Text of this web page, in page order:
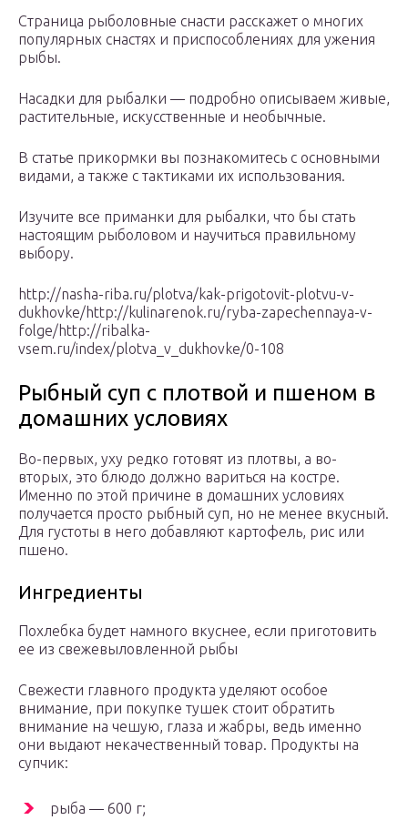
Страница рыболовные снасти расскажет о многих
популярных снастях и приспособлениях для ужения
рыбы.
Насадки для рыбалки — подробно описываем живые,
растительные, искусственные и необычные.
В статье прикормки вы познакомитесь с основными
видами, а также с тактиками их использования.
Изучите все приманки для рыбалки, что бы стать
настоящим рыболовом и научиться правильному
выбору.
http://nasha-riba.ru/plotva/kak-prigotovit-plotvu-v-
dukhovke/http://kulinarenok.ru/ryba-zapechennaya-v-
folge/http://ribalka-
vsem.ru/index/plotva_v_dukhovke/0-108
Рыбный суп с плотвой и пшеном в
домашних условиях
Во-первых, уху редко готовят из плотвы, а во-
вторых, это блюдо должно вариться на костре.
Именно по этой причине в домашних условиях
получается просто рыбный суп, но не менее вкусный.
Для густоты в него добавляют картофель, рис или
пшено.
Ингредиенты
Похлебка будет намного вкуснее, если приготовить
ее из свежевыловленной рыбы
Свежести главного продукта уделяют особое
внимание, при покупке тушек стоит обратить
внимание на чешую, глаза и жабры, ведь именно
они выдают некачественный товар. Продукты на
супчик:
рыба — 600 г;